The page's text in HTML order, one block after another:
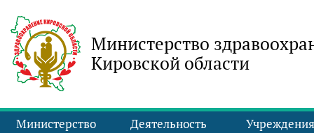
Министерство
Кировской области
Министерство Деятельность Учреждения